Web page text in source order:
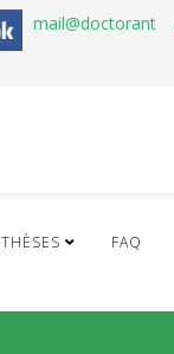
mail@doctorant
THÈSES FAQ